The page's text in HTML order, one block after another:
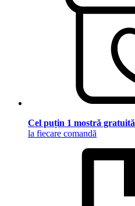
Cel puțin 1 mostră gratuită
la fiecare comandă